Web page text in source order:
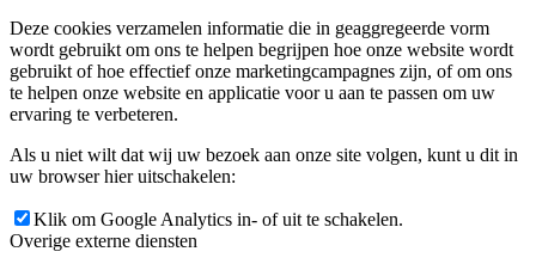
Deze cookies verzamelen informatie die in geaggregeerde vorm
wordt gebruikt om ons te helpen begrijpen hoe onze website wordt
gebruikt of hoe effectief onze marketingcampagnes zijn, of om ons
te helpen onze website en applicatie voor u aan te passen om uw
ervaring te verbeteren.
Als u niet wilt dat wij uw bezoek aan onze site volgen, kunt u dit in
uw browser hier uitschakelen:
Klik om Google Analytics in- of uit te schakelen.
Overige externe diensten